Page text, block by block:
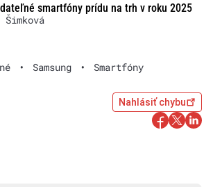
smartfóny prídu na trh v roku 2025
• Samsung • Smartfóny
Nahlásiť chybu